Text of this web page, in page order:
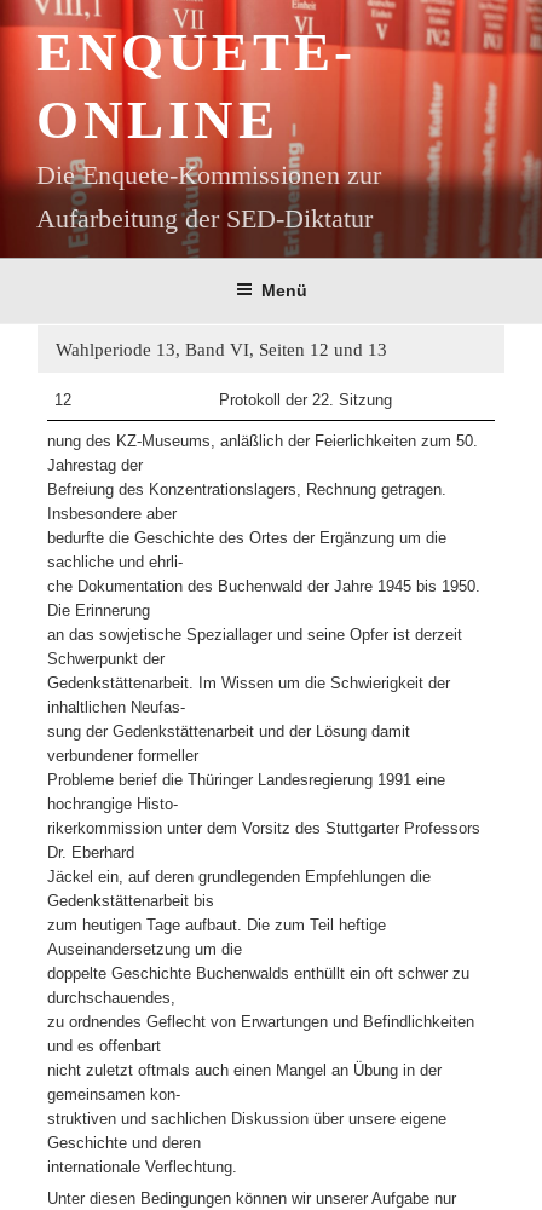
Inhalt
springenENQUETE-
ONLINE
Die Enquete-Kommissionen zur
Aufarbeitung der SED-Diktatur
Menü
Wahlperiode 13, Band VI, Seiten 12 und 13
12 Protokoll der 22. Sitzung
nung des KZ-Museums, anläßlich der Feierlichkeiten zum 50.
Jahrestag der
Befreiung des Konzentrationslagers, Rechnung getragen.
Insbesondere aber
bedurfte die Geschichte des Ortes der Ergänzung um die
sachliche und ehrli-
che Dokumentation des Buchenwald der Jahre 1945 bis 1950.
Die Erinnerung
an das sowjetische Speziallager und seine Opfer ist derzeit
Schwerpunkt der
Gedenkstättenarbeit. Im Wissen um die Schwierigkeit der
inhaltlichen Neufas-
sung der Gedenkstättenarbeit und der Lösung damit
verbundener formeller
Probleme berief die Thüringer Landesregierung 1991 eine
hochrangige Histo-
rikerkommission unter dem Vorsitz des Stuttgarter Professors
Dr. Eberhard
Jäckel ein, auf deren grundlegenden Empfehlungen die
Gedenkstättenarbeit bis
zum heutigen Tage aufbaut. Die zum Teil heftige
Auseinandersetzung um die
doppelte Geschichte Buchenwalds enthüllt ein oft schwer zu
durchschauendes,
zu ordnendes Geflecht von Erwartungen und Befindlichkeiten
und es offenbart
nicht zuletzt oftmals auch einen Mangel an Übung in der
gemeinsamen kon-
struktiven und sachlichen Diskussion über unsere eigene
Geschichte und deren
internationale Verflechtung.
Unter diesen Bedingungen können wir unserer Aufgabe nur